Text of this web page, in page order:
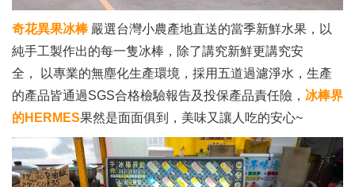
奇花異果冰棒 嚴選台灣小農產地直送的當季新鮮水果，以
純手工製作出的每一隻冰棒，除了講究新鮮更講究安
全， 以專業的無塵化生產環境，採用五道過濾淨水，生產
的產品皆通過SGS合格檢驗報告及投保產品責任險， 冰棒界
的HERMES果然是面面俱到，美味又讓人吃的安心~